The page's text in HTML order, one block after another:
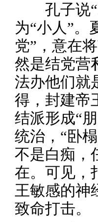
孔子说“
为“小人”。
党”，意在
然是结党营
法办他们就
得，封建帝
结派形成“
统治，“卧
不是白痴，
在。可见，
王敏感的神
致命打击。